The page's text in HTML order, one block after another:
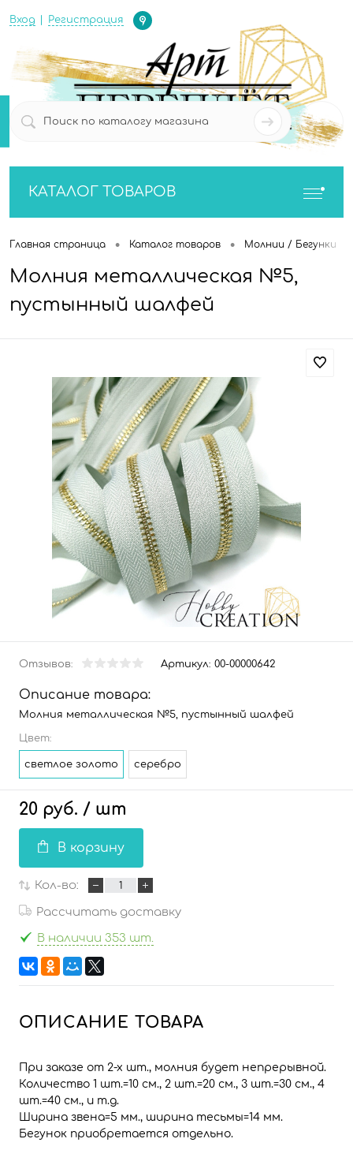
Вход Регистрация
Определение
0
КАТАЛОГ ТОВАРОВ
Главная страница • Каталог товаров • Молнии / Бегунки
Молния металлическая №5,
пустынный шалфей
Отзывов: Артикул: 00-00000642
Описание товара:
Молния металлическая №5, пустынный шалфей
Цвет:
светлое золото серебро
20 руб. / шт
В корзину
Кол-во:
Рассчитать доставку
В наличии 353 шт.
ОПИСАНИЕ ТОВАРА
При заказе от 2-х шт., молния будет непрерывной.
Количество 1 шт.=10 см., 2 шт.=20 см., 3 шт.=30 см., 4
шт.=40 см., и т.д.
Ширина звена=5 мм., ширина тесьмы=14 мм.
Бегунок приобретается отдельно.